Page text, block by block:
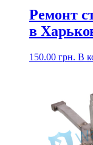
Ремонт
в
150.00 грн. В